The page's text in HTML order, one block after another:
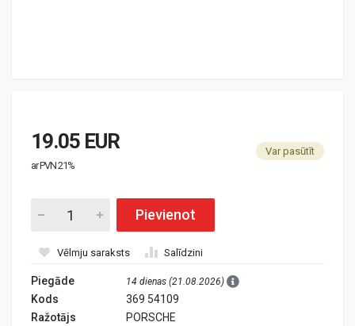
19.05 EUR
ar PVN 21%
Var pasūtīt
Pievienot
Vēlmju saraksts Salīdzini
Piegāde 14 dienas (21.08.2026)
Kods
369 54109
Ražotājs
PORSCHE